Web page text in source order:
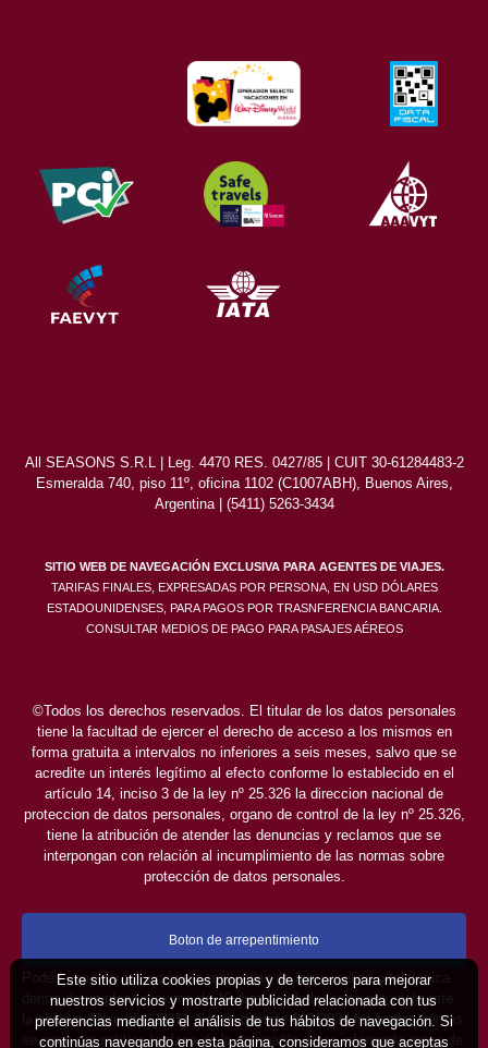
All SEASONS S.R.L | Leg. 4470 RES. 0427/85 | CUIT 30-61284483-2
Esmeralda 740, piso 11º, oficina 1102 (C1007ABH), Buenos Aires,
Argentina | (5411) 5263-3434
SITIO WEB DE NAVEGACIÓN EXCLUSIVA PARA AGENTES DE VIAJES.
TARIFAS FINALES, EXPRESADAS POR PERSONA, EN USD DÓLARES
ESTADOUNIDENSES, PARA PAGOS POR TRASNFERENCIA BANCARIA.
CONSULTAR MEDIOS DE PAGO PARA PASAJES AÉREOS
©Todos los derechos reservados. El titular de los datos personales
tiene la facultad de ejercer el derecho de acceso a los mismos en
forma gratuita a intervalos no inferiores a seis meses, salvo que se
acredite un interés legítimo al efecto conforme lo establecido en el
artículo 14, inciso 3 de la ley nº 25.326 la direccion nacional de
proteccion de datos personales, organo de control de la ley nº 25.326,
tiene la atribución de atender las denuncias y reclamos que se
interpongan con relación al incumplimiento de las normas sobre
protección de datos personales.
Boton de arrepentimiento
Podés cancelar tus compras realizadas de forma online o telefonica
dentro de un plazo máximo de 10 días desde la fecha que realizaste
la compra (Disp.954/2025). Según decreto 809/2024 las tarifas aéreas
se rigen por política tarifaria de la compañía aérea informada antes de
Este sitio utiliza cookies propias y de terceros para mejorar
nuestros servicios y mostrarte publicidad relacionada con tus
preferencias mediante el análisis de tus hábitos de navegación. Si
continúas navegando en esta página, consideramos que aceptas